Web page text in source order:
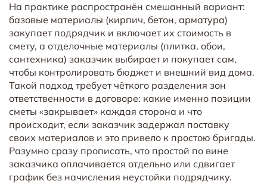
На практике распространён смешанный вариант:
базовые материалы (кирпич, бетон, арматура)
закупает подрядчик и включает их стоимость в
смету, а отделочные материалы (плитка, обои,
сантехника) заказчик выбирает и покупает сам,
чтобы контролировать бюджет и внешний вид дома.
Такой подход требует чёткого разделения зон
ответственности в договоре: какие именно позиции
сметы «закрывает» каждая сторона и что
происходит, если заказчик задержал поставку
своих материалов и это привело к простою бригады.
Разумно сразу прописать, что простой по вине
заказчика оплачивается отдельно или сдвигает
график без начисления неустойки подрядчику.